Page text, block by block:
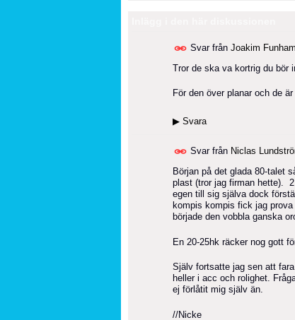
Svar från Joakim
Tror de ska va kortrig du bör
För den över planar och de
▶ Svara
Svar från Niclas
Början på det glada 80-talet
plast (tror jag firman hette).
egen till sig själva dock
kompis kompis fick jag
började den vobbla ganska
En 20-25hk räcker nog gott
Själv fortsatte jag sen att
heller i acc och rolighet.
ej förlåtit mig själv än.
//Nicke